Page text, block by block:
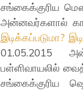
சங்கைக்குரிய
அன்னவர்களால்
இடிக்கப்படுமா?
01.05.2015
பள்ளிவாயலில்
சங்கைக்குரிய